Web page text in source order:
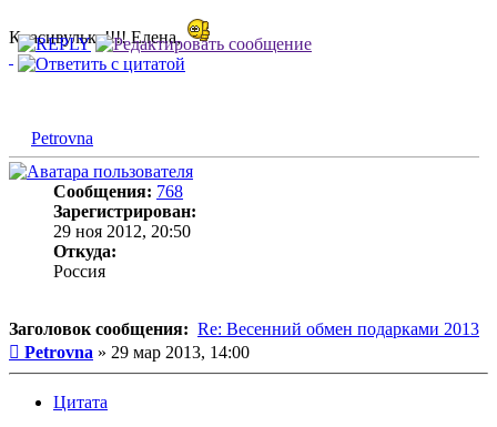
Красивулька!!!! Елена,
Petrovna
Сообщения: 768
Зарегистрирован:
29 ноя 2012, 20:50
Откуда:
Россия
Заголовок сообщения: Re: Весенний обмен подарками 2013
Сообщение
Petrovna » 29 мар 2013, 14:00
Цитата